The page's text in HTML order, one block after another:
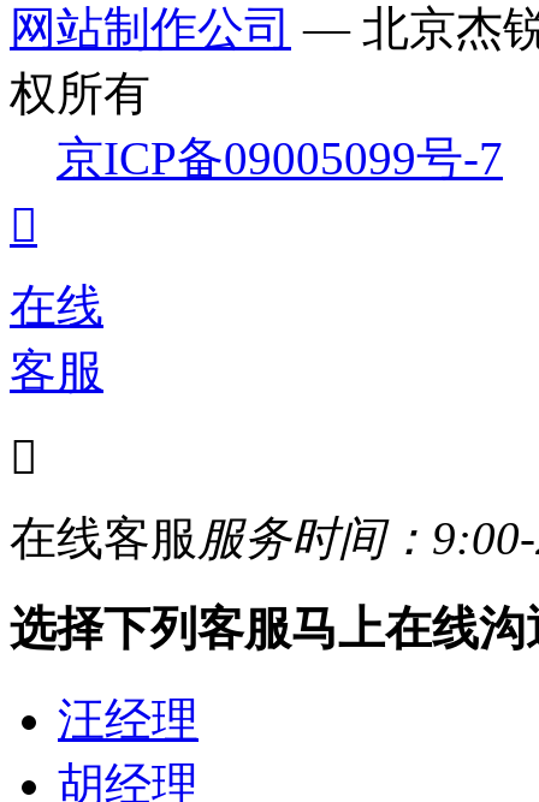
网站制作公司 — 北京杰
权所有
京ICP备09005099号-7

在线
客服

在线客服服务时间：
选择下列客服马上在线沟
汪经理
胡经理